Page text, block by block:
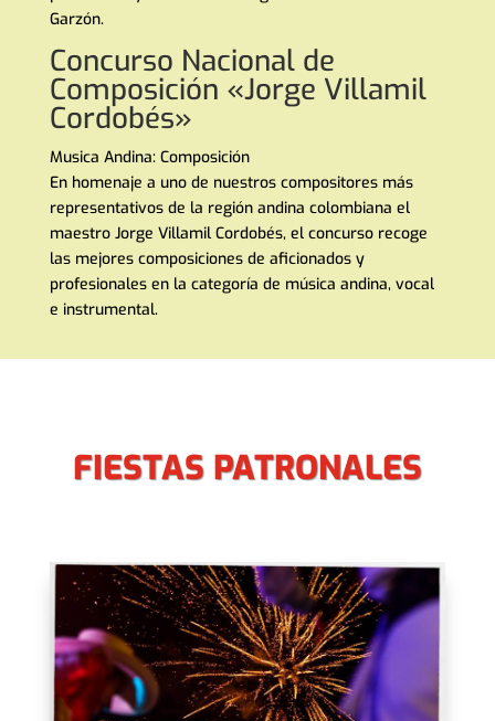
Garzón.
Concurso Nacional de
Composición «Jorge Villamil
Cordobés»
Musica Andina: Composición
En homenaje a uno de nuestros compositores más
representativos de la región andina colombiana el
maestro Jorge Villamil Cordobés, el concurso recoge
las mejores composiciones de aficionados y
profesionales en la categoría de música andina, vocal
e instrumental.
FIESTAS PATRONALES